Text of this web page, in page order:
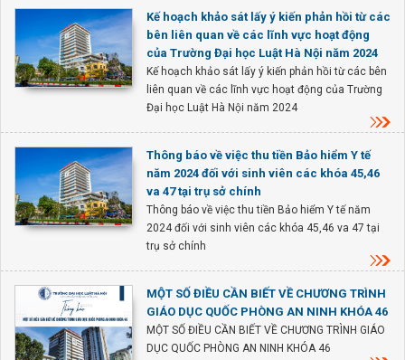
Kế hoạch khảo sát lấy ý kiến phản hồi từ các
bên liên quan về các lĩnh vực hoạt động
của Trường Đại học Luật Hà Nội năm 2024
Kế hoạch khảo sát lấy ý kiến phản hồi từ các bên
liên quan về các lĩnh vực hoạt động của Trường
Đại học Luật Hà Nội năm 2024
Thông báo về việc thu tiền Bảo hiểm Y tế
năm 2024 đối với sinh viên các khóa 45,46
va 47 tại trụ sở chính
Thông báo về việc thu tiền Bảo hiểm Y tế năm
2024 đối với sinh viên các khóa 45,46 va 47 tại
trụ sở chính
MỘT SỐ ĐIỀU CẦN BIẾT VỀ CHƯƠNG TRÌNH
GIÁO DỤC QUỐC PHÒNG AN NINH KHÓA 46
MỘT SỐ ĐIỀU CẦN BIẾT VỀ CHƯƠNG TRÌNH GIÁO
DỤC QUỐC PHÒNG AN NINH KHÓA 46